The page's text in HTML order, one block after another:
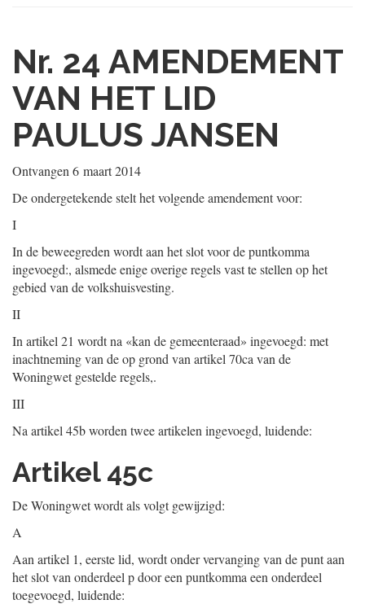
Nr. 24 AMENDEMENT
VAN HET LID
PAULUS JANSEN
Ontvangen 6 maart 2014
De ondergetekende stelt het volgende amendement voor:
I
In de beweegreden wordt aan het slot voor de puntkomma
ingevoegd:, alsmede enige overige regels vast te stellen op het
gebied van de volkshuisvesting.
II
In artikel 21 wordt na «kan de gemeenteraad» ingevoegd: met
inachtneming van de op grond van artikel 70ca van de
Woningwet gestelde regels,.
III
Na artikel 45b worden twee artikelen ingevoegd, luidende:
Artikel 45c
De Woningwet wordt als volgt gewijzigd:
A
Aan artikel 1, eerste lid, wordt onder vervanging van de punt aan
het slot van onderdeel p door een puntkomma een onderdeel
toegevoegd, luidende: